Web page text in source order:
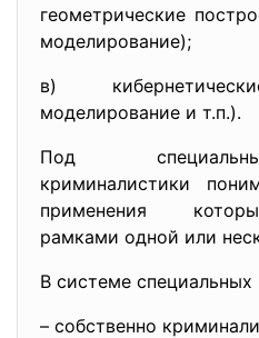
геометрические
моделирование);
в)
моделирование и т.п.).
Под
криминалистики
применения
рамками одной или
В системе
– собственно